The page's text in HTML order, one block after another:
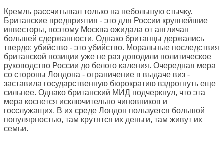
Кремль рассчитывал только на небольшую стычку.
Британские предприятия - это для России крупнейшие
инвесторы, поэтому Москва ожидала от англичан
большей сдержанности. Однако британцы держались
твердо: убийство - это убийство. Моральные последствия
британской позиции уже не раз доводили политическое
руководство России до белого каления. Очередная мера
со стороны Лондона - ограничение в выдаче виз -
заставила государственную бюрократию вздрогнуть еще
сильнее. Однако британский МИД подчеркнул, что эта
мера коснется исключительно чиновников и
госслужащих. В их среде Лондон пользуется большой
популярностью, там крутятся их деньги, там живут их
семьи.